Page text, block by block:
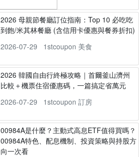
2026 母親節餐廳訂位指南：Top 10 必吃吃
到飽/米其林餐廳 (含信用卡優惠與餐券折扣)
2026-07-29
1stcoupon 美食
2026 韓國自由行終極攻略｜首爾釜山濟州
比較＋機票住宿優惠碼，一篇搞定省萬元
2026-07-29
1stcoupon 訂房
00984A是什麼？主動式高息ETF值得買嗎？
00984A特色、配息機制、投資策略與持股方
向一次看